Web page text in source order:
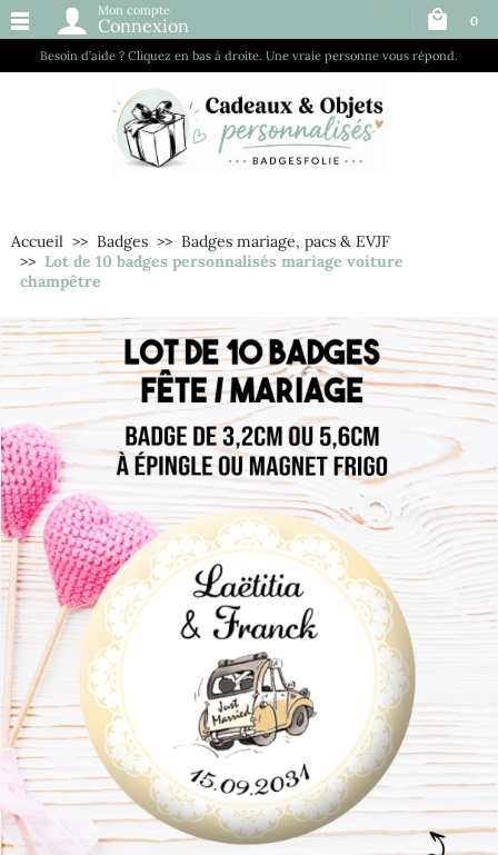
Besoin d’aide ? Cliquez en bas à droite. Une vraie personne vous répond.
Mon compte
Connexion 0
Accueil Badges
Badges mariage, pacs & EVJF
Lot de 10 badges personnalisés mariage voiture
champêtre